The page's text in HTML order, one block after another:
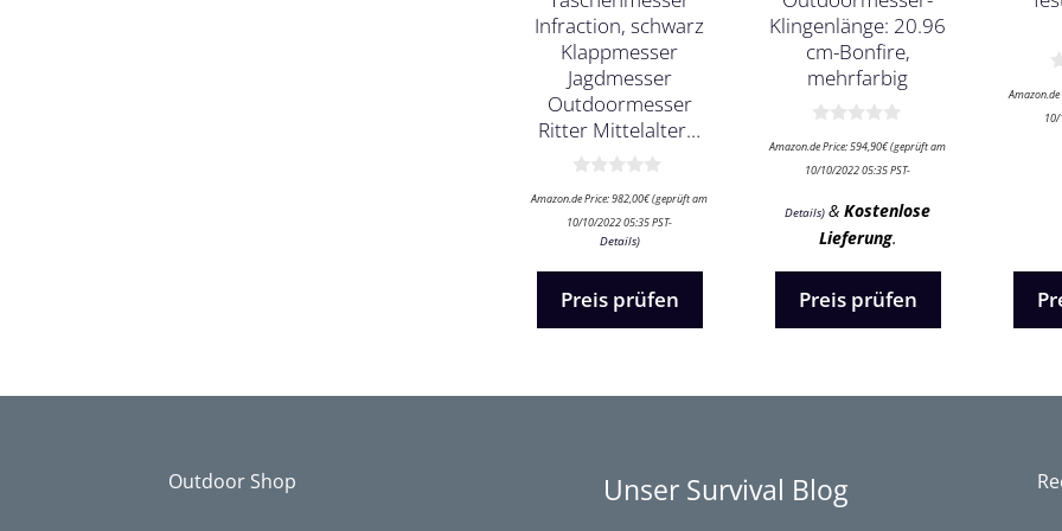
Infraction, schwarz
Klappmesser
Jagdmesser
Outdoormesser
Ritter Mittelalter…
v
o
Amazon.de Price:982,00€(geprüft am
10/10/2022 05:35 PST-
Details)
Preis prüfen
Klingenlänge: 20.96
cm-Bonfire,
mehrfarbig
v
o
Amazon.de Price:594,90€(geprüft am
10/10/2022 05:35 PST-
Details)&Kostenlose
Lieferung.
Preis prüfen
v
o
Amazon.de
10/
Outdoor Shop Unser Survival Blog